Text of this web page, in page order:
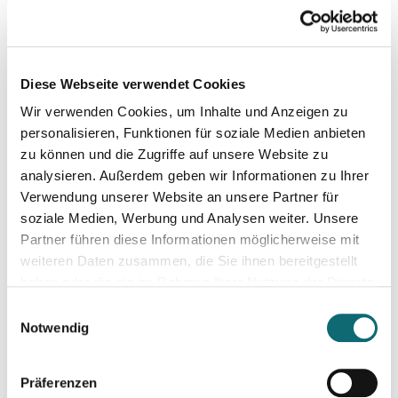
Diese Webseite verwendet Cookies
Wir verwenden Cookies, um Inhalte und Anzeigen zu
personalisieren, Funktionen für soziale Medien anbieten
zu können und die Zugriffe auf unsere Website zu
analysieren. Außerdem geben wir Informationen zu Ihrer
Verwendung unserer Website an unsere Partner für
soziale Medien, Werbung und Analysen weiter. Unsere
Partner führen diese Informationen möglicherweise mit
weiteren Daten zusammen, die Sie ihnen bereitgestellt
Notwendig
Präferenzen
16.01.2026
Themen finden, drehen, verkaufen
22.01.2026
Hijack the Stream: Wie Podcaster:innen den Umbruch in
27.01.2026